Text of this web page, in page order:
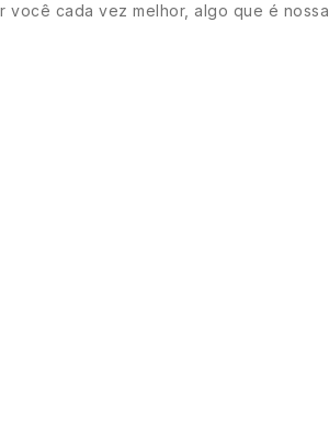
você cada vez melhor, algo que é nossa